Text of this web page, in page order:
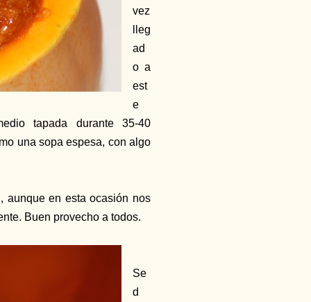
vez
lleg
ad
o a
est
e
tapada durante 35-40
una sopa espesa, con algo
aunque en esta ocasión nos
Buen provecho a todos.
Se
d